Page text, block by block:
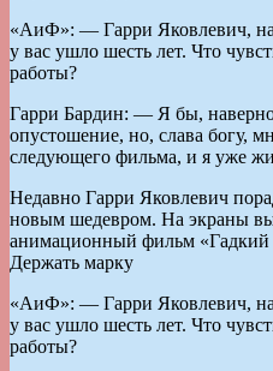
«AиФ»: — Гарри Яковлевич, на
у вас ушло шесть лет. Что
работы?
Гарри Бардин: — Я бы,
опустошение, но, слава богу,
следующего фильма, и я уже
Недавно Гарри Яковлевич
новым шедевром. На экраны
анимационный фильм «Гадкий
Держать марку
«AиФ»: — Гарри Яковлевич, на
у вас ушло шесть лет. Что
работы?